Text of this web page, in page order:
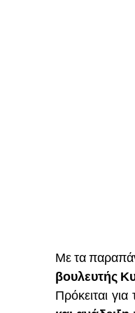
Με τα
βουλευτής
Πρόκειται